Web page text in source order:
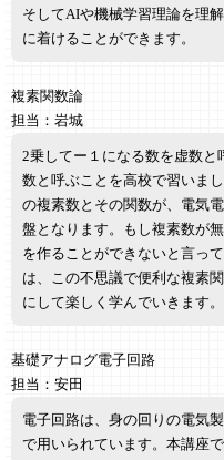
そしてAIや機械学習理論を理
に着けることができます。
複素関数論
担当：岩城
2乗してー１になる数を虚数
数と呼ぶことを高校で習いま
の複素数とその関数が、電気
盤となります。もし複素数が
を作ることができないと言っ
は、この不思議で便利な複素
にして楽しく学んでいきます。
基礎アナログ電子回路
担当：安田
電子回路は、身の回りの電気
で用いられています。本講座